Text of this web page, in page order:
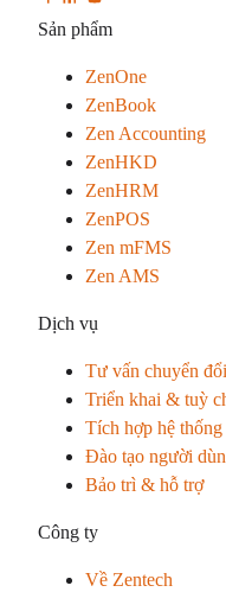
Sản phẩm
ZenOne
ZenBook
Zen Accounting
ZenHKD
ZenHRM
ZenPOS
Zen mFMS
Zen AMS
Dịch vụ
Tư vấn chuyển
Triển khai & tuỳ
Tích hợp hệ thống
Đào tạo người
Bảo trì & hỗ trợ
Công ty
Về Zentech